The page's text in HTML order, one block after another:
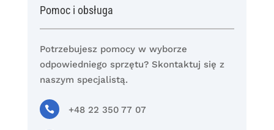
Pomoc i obsługa
Potrzebujesz pomocy w wyborze
odpowiedniego sprzętu? Skontaktuj się z
naszym specjalistą.
 +48 22 350 77 07